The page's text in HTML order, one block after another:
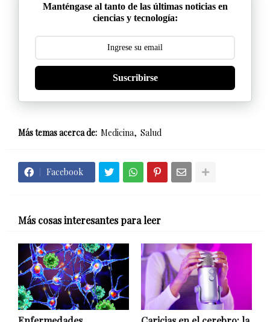
Manténgase al tanto de las últimas noticias en
ciencias y tecnología:
Suscribirse
Más temas acerca de: Medicina Salud
Facebook
Más cosas interesantes para leer